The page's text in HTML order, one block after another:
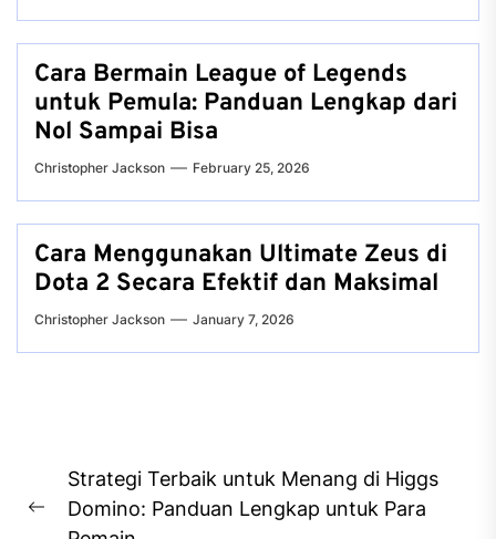
Cara Bermain League of Legends
untuk Pemula: Panduan Lengkap dari
Nol Sampai Bisa
Christopher Jackson February 25, 2026
Cara Menggunakan Ultimate Zeus di
Dota 2 Secara Efektif dan Maksimal
Christopher Jackson January 7, 2026
navigation
Previous
Strategi Terbaik untuk Menang di Higgs
Domino: Panduan Lengkap untuk Para